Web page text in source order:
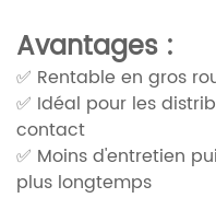
Avantages :
✅ Rentable en gros
✅ Idéal pour les
contact
✅ Moins d'entretien
plus longtemps